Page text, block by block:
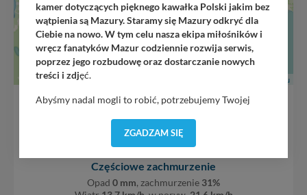
Mazury24.eu
18oC
Częściowe zachmurzenie
Opad 0 mm, zachmurzenie 31%
kamer dotyczących pięknego kawałka Polski jakim bez
wątpienia są Mazury. Staramy się Mazury odkryć dla
Ciebie na nowo. W tym celu nasza ekipa miłośników i
wręcz fanatyków Mazur codziennie rozwija serwis,
poprzez jego rozbudowę oraz dostarczanie nowych
treści i zdjęć.
Abyśmy nadal mogli to robić, potrzebujemy Twojej
dostosować do Twoich preferencji. Twoje dane (w tym
pliki cookies) będą zapisywane w celu usprawnienia
wyszukania, ulubione miejsca, logowania, itp).
Bezpieczeństwo Twoich danych jest dla nas
ZGADZAM SIĘ